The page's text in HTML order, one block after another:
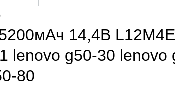
14,4В
lenovo g50-30
80